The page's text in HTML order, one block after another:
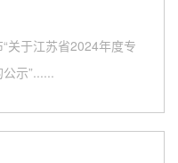
关于江苏省2024年度专
示”......